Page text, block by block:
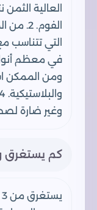
العالية
الفوم.
في معظم
ومن الممكن
وغير ضارة
كم يستغرق